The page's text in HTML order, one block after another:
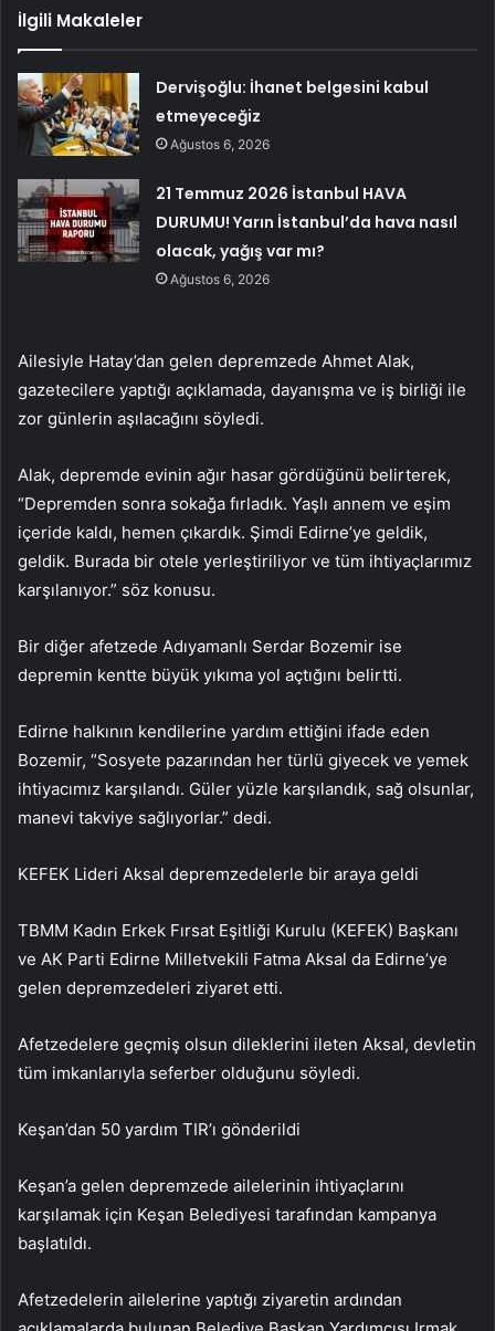
İlgili Makaleler
Dervişoğlu: İhanet belgesini kabul
etmeyeceğiz
Ağustos 6, 2026
21 Temmuz 2026 İstanbul HAVA
DURUMU! Yarın İstanbul’da hava nasıl
olacak, yağış var mı?
Ağustos 6, 2026
Ailesiyle Hatay’dan gelen depremzede Ahmet Alak,
gazetecilere yaptığı açıklamada, dayanışma ve iş birliği ile
zor günlerin aşılacağını söyledi.
Alak, depremde evinin ağır hasar gördüğünü belirterek,
“Depremden sonra sokağa fırladık. Yaşlı annem ve eşim
içeride kaldı, hemen çıkardık. Şimdi Edirne’ye geldik,
geldik. Burada bir otele yerleştiriliyor ve tüm ihtiyaçlarımız
karşılanıyor.” söz konusu.
Bir diğer afetzede Adıyamanlı Serdar Bozemir ise
depremin kentte büyük yıkıma yol açtığını belirtti.
Edirne halkının kendilerine yardım ettiğini ifade eden
Bozemir, “Sosyete pazarından her türlü giyecek ve yemek
ihtiyacımız karşılandı. Güler yüzle karşılandık, sağ olsunlar,
manevi takviye sağlıyorlar.” dedi.
KEFEK Lideri Aksal depremzedelerle bir araya geldi
TBMM Kadın Erkek Fırsat Eşitliği Kurulu (KEFEK) Başkanı
ve AK Parti Edirne Milletvekili Fatma Aksal da Edirne’ye
gelen depremzedeleri ziyaret etti.
Afetzedelere geçmiş olsun dileklerini ileten Aksal, devletin
tüm imkanlarıyla seferber olduğunu söyledi.
Keşan’dan 50 yardım TIR’ı gönderildi
Keşan’a gelen depremzede ailelerinin ihtiyaçlarını
karşılamak için Keşan Belediyesi tarafından kampanya
başlatıldı.
Afetzedelerin ailelerine yaptığı ziyaretin ardından